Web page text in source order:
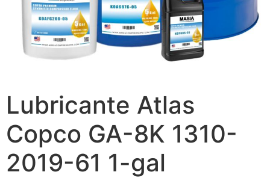
Lubricante Atlas
Copco GA-8K 1310-
2019-61 1-gal